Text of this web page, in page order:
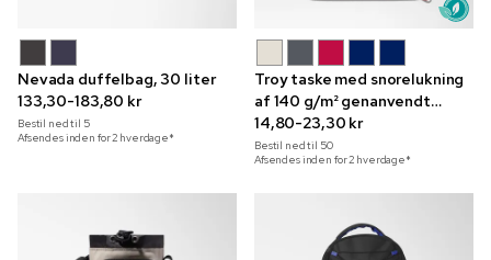
Nevada duffelbag, 30 liter
133,30-183,80 kr
Bestil ned til 5
Afsendes inden for 2 hverdage*
Troy taske med snorelukning
af 140 g/m² genanvendt
bomuld
14,80-23,30 kr
Bestil ned til 50
Afsendes inden for 2 hverdage*